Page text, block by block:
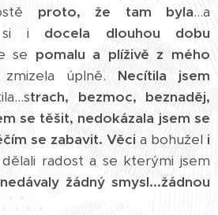
proto, že tam byla...a
si i docela dlouhou dobu
se pomalu a plíživě z mého
zmizela úplně.Necítila jsem
trach, bezmoc, beznaděj,
se těšit, nedokázala jsem se
se zabavit. Věci a bohužel i
radost a se kterými jsem
žádný smysl...žádnou